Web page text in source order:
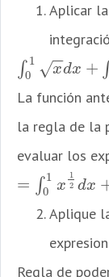
Aplicar
∫ 1
0
x
−
−
√ dx +
01 xdx+∫01x1
La función
la regla de la
evaluar los
= ∫ 1
0
x
1
2 dx
=∫ 1x 12dx+∫ 0
Aplique
Regla de